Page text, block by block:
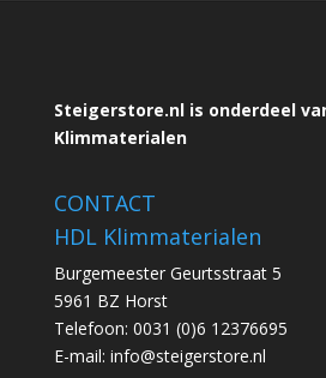
Steigerstore.nl is onderdeel
Klimmaterialen
CONTACT
HDL Klimmaterialen
Burgemeester Geurtsstraat 5
5961 BZ Horst
Telefoon: 0031 (0)6 12376695
E-mail: info@steigerstore.nl